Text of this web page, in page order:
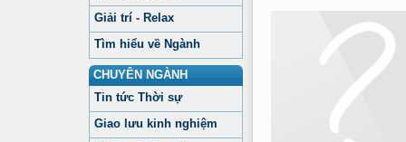
Giải trí - Relax
Tìm hiểu về Ngành
CHUYÊN NGÀNH
Tin tức Thời sự
Giao lưu kinh nghiệm